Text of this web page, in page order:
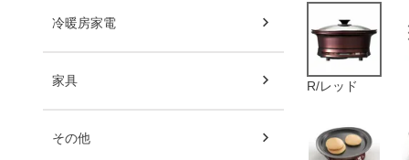
冷暖房家電
家具
その他
R/レッド